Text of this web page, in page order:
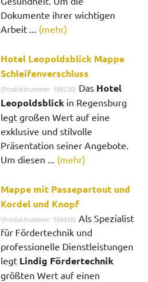
Dokumente ihrer wichtigen
Arbeit ... (mehr)
Hotel Leopoldsblick Mappe
Schleifenverschluss
(Produktnummer: 108230) Das Hotel
Leopoldsblick in Regensburg
legt großen Wert auf eine
exklusive und stilvolle
Präsentation seiner Angebote.
Um diesen ... (mehr)
Mappe mit Passepartout und
Kordel und Knopf
(Produktnummer: 109018) Als Spezialist
für Fördertechnik und
professionelle Dienstleistungen
legt Lindig Fördertechnik
größten Wert auf einen